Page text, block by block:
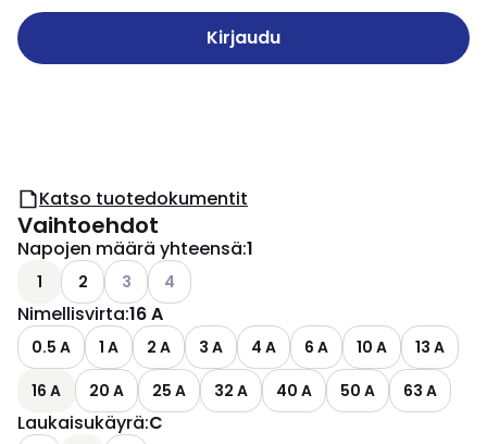
Kirjaudu
Katso tuotedokumentit
Vaihtoehdot
Napojen määrä yhteensä:1
1 2 Katso käytettävissä olevat vaihtoehdot
3 Katso käytettävissä olevat vaihtoehdot
4
Nimellisvirta:16 A
0.5 A 1 A 2 A 3 A 4 A 6 A 10 A
13 A
16 A
20 A 25 A 32 A 40 A 50 A 63 A
Laukaisukäyrä:C